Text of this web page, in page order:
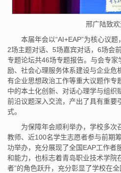
邢广陆致
本届年会以“AI+EAP”为核心议
2场主题对话、5场嘉宾对话，6场会
专题论坛共46场专题报告。与会专
励、社会心理服务体系建设与企业危
有企业思想政治工作等重大议题作专
中的本土化创新、对话心理学与组织
前沿议题深入交流，产出了具有重要
式。
为保障年会顺利举办，学校多次
教师、近100名学生志愿者参与前期
功举办，充分展现了全国EAP工作者
和能力，也标志着青岛职业技术学院
者”的角色跃升，充分彰显了学校在